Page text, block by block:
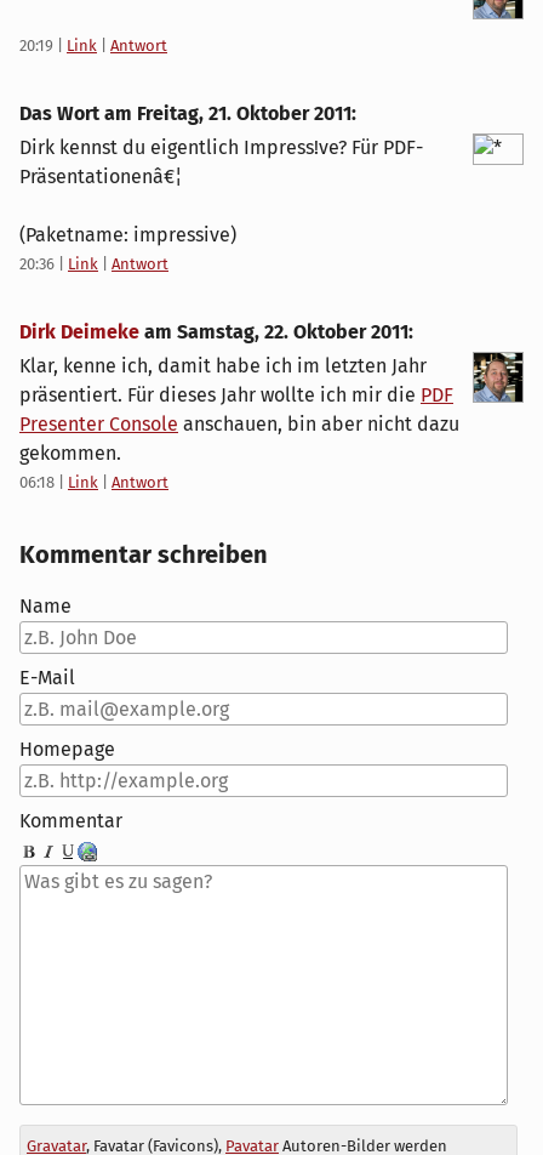
20:19 Link Antwort
Das Wort am Freitag, 21. Oktober 2011:
Dirk kennst du eigentlich Impress!ve? Für PDF-
Präsentationenâ€¦
(Paketname: impressive)
20:36 Link Antwort
Dirk Deimeke am Samstag, 22. Oktober 2011:
Klar, kenne ich, damit habe ich im letzten Jahr
präsentiert. Für dieses Jahr wollte ich mir die PDF
Presenter Console anschauen, bin aber nicht dazu
gekommen.
06:18 Link Antwort
Kommentar schreiben
Name
E-Mail
Homepage
Kommentar
Antwort
Gravatar, Favatar (Favicons), PavatarAutoren-Bilder werden